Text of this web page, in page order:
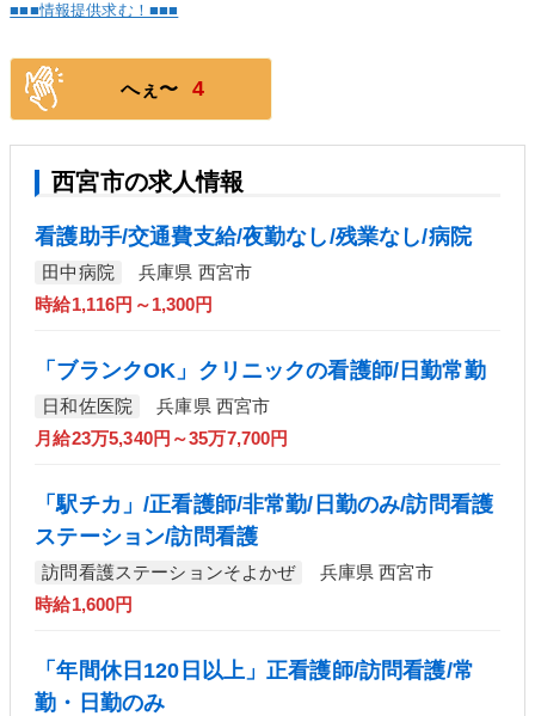
■■■情報提供求む！■■■
へぇ〜 4
西宮市の求人情報
看護助手/交通費支給/夜勤なし/残業なし/病院
田中病院
兵庫県 西宮市
時給1,116円～1,300円
「ブランクOK」クリニックの看護師/日勤常勤
日和佐医院
兵庫県 西宮市
月給23万5,340円～35万7,700円
「駅チカ」/正看護師/非常勤/日勤のみ/訪問看護
ステーション/訪問看護
訪問看護ステーションそよかぜ
兵庫県 西宮市
時給1,600円
「年間休日120日以上」正看護師/訪問看護/常
勤・日勤のみ